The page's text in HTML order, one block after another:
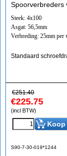
Spoorverbreders
Steek: 4x100
Asgat: 56,5mm
Verbreding: 25mm per
Standaard
€251.40
€225.75
(incl BTW)
Koop
S90-7-30-019*1244